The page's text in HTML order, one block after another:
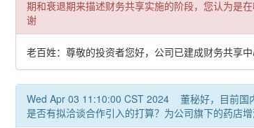
期和衰退期来描述财务共享实施的阶段，您认为是
谢
老百姓：尊敬的投资者您好，公司已建成财务共享
Wed Apr 03 11:10:00 CST 2024 董秘好，目前国
是否有拟洽谈合作引入的打算？为公司旗下的药店增